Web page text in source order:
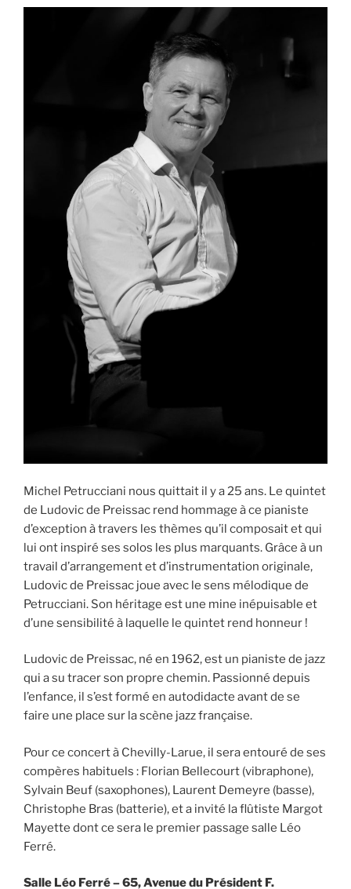
Michel Petrucciani nous quittait il y a 25 ans. Le quintet
de Ludovic de Preissac rend hommage à ce pianiste
d’exception à travers les thèmes qu’il composait et qui
lui ont inspiré ses solos les plus marquants. Grâce à un
travail d’arrangement et d’instrumentation originale,
Ludovic de Preissac joue avec le sens mélodique de
Petrucciani. Son héritage est une mine inépuisable et
d’une sensibilité à laquelle le quintet rend honneur !
Ludovic de Preissac, né en 1962, est un pianiste de jazz
qui a su tracer son propre chemin. Passionné depuis
l’enfance, il s’est formé en autodidacte avant de se
faire une place sur la scène jazz française.
Pour ce concert à Chevilly-Larue, il sera entouré de ses
compères habituels : Florian Bellecourt (vibraphone),
Sylvain Beuf (saxophones), Laurent Demeyre (basse),
Christophe Bras (batterie), et a invité la flûtiste Margot
Mayette dont ce sera le premier passage salle Léo
Ferré.
Salle Léo Ferré – 65, Avenue du Président F.